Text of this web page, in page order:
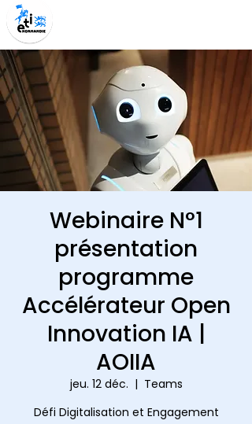
Webinaire N°1
présentation
programme
Accélérateur Open
Innovation IA |
AOIIA
jeu. 12 déc.
  |
Teams
Défi Digitalisation et Engagement